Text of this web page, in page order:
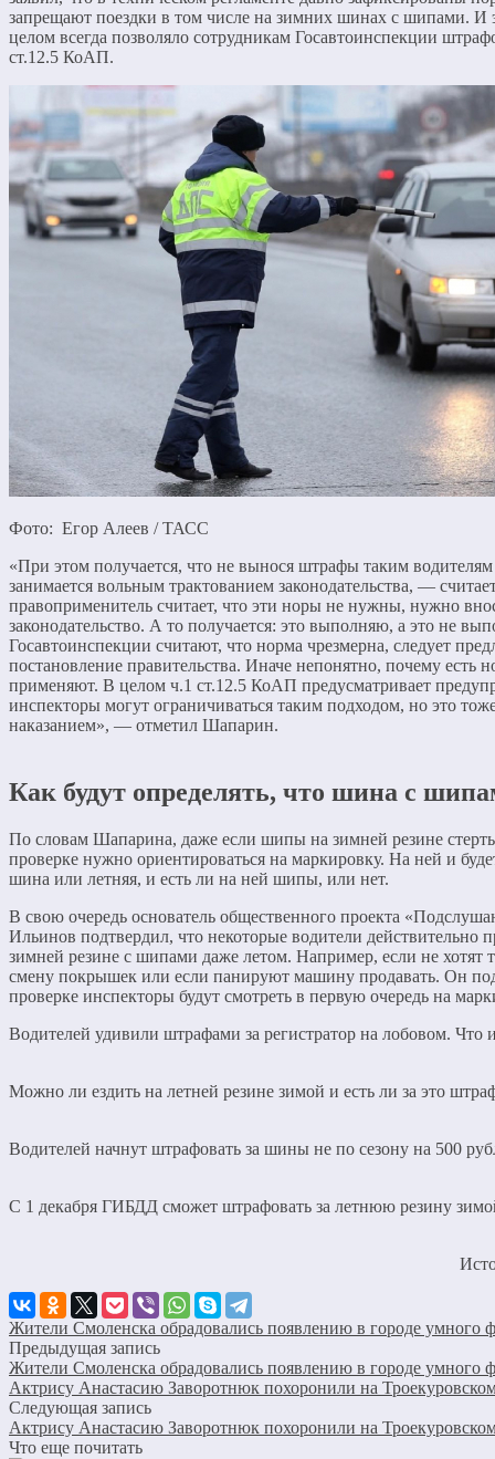
запрещают поездки в том числе на зимних шинах с шипами. И
целом всегда позволяло сотрудникам Госавтоинспекции
ст.12.5 КоАП.
Фото: Егор Алеев / ТАСС
«При этом получается, что не вынося штрафы таким
занимается вольным трактованием законодательства, —
правоприменитель считает, что эти норы не нужны, нужно
законодательство. А то получается: это выполняю, а это не
Госавтоинспекции считают, что норма чрезмерна, следует
постановление правительства. Иначе непонятно, почему есть
применяют. В целом ч.1 ст.12.5 КоАП предусматривает
инспекторы могут ограничиваться таким подходом, но это
наказанием», — отметил Шапарин.
Как будут определять, что шина с
По словам Шапарина, даже если шипы на зимней резине
проверке нужно ориентироваться на маркировку. На ней и
шина или летняя, и есть ли на ней шипы, или нет.
В свою очередь основатель общественного проекта
Ильинов подтвердил, что некоторые водители действительно
зимней резине с шипами даже летом. Например, если не хотят
смену покрышек или если панируют машину продавать. Он
проверке инспекторы будут смотреть в первую очередь на
Водителей удивили штрафами за регистратор на лобовом. Что
Можно ли ездить на летней резине зимой и есть ли за это
Водителей начнут штрафовать за шины не по сезону на 500
С 1 декабря ГИБДД сможет штрафовать за летнюю резину
Жители Смоленска обрадовались появлению в городе умного
Предыдущая запись
Жители Смоленска обрадовались появлению в городе умного
Актрису Анастасию Заворотнюк похоронили на
Следующая запись
Актрису Анастасию Заворотнюк похоронили на
Что еще почитать